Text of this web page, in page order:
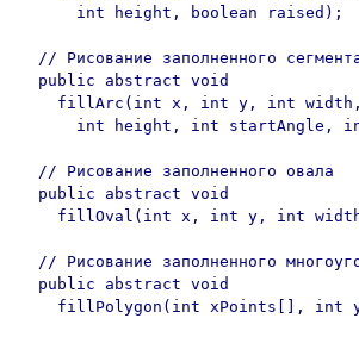
      int height, boolean raised);
// Рисование заполненного
  public abstract void
    fillArc(int x, int y, int width,
int height, int startAngle,
  // Рисование заполненного овала
  public abstract void
fillOval(int x, int y, int
// Рисование заполненного
  public abstract void
fillPolygon(int xPoints[], int